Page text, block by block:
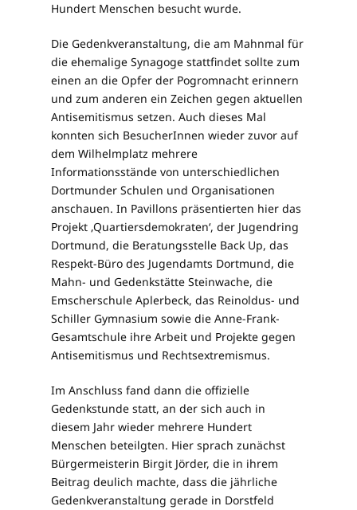
Hundert Menschen besucht wurde.
Die Gedenkveranstaltung, die am Mahnmal für
die ehemalige Synagoge stattfindet sollte zum
einen an die Opfer der Pogromnacht erinnern
und zum anderen ein Zeichen gegen aktuellen
Antisemitismus setzen. Auch dieses Mal
konnten sich BesucherInnen wieder zuvor auf
dem Wilhelmplatz mehrere
Informationsstände von unterschiedlichen
Dortmunder Schulen und Organisationen
anschauen. In Pavillons präsentierten hier das
Projekt ‚Quartiersdemokraten‘, der Jugendring
Dortmund, die Beratungsstelle Back Up, das
Respekt-Büro des Jugendamts Dortmund, die
Mahn- und Gedenkstätte Steinwache, die
Emscherschule Aplerbeck, das Reinoldus- und
Schiller Gymnasium sowie die Anne-Frank-
Gesamtschule ihre Arbeit und Projekte gegen
Antisemitismus und Rechtsextremismus.
Im Anschluss fand dann die offizielle
Gedenkstunde statt, an der sich auch in
diesem Jahr wieder mehrere Hundert
Menschen beteilgten. Hier sprach zunächst
Bürgermeisterin Birgit Jörder, die in ihrem
Beitrag deulich machte, dass die jährliche
Gedenkveranstaltung gerade in Dorstfeld